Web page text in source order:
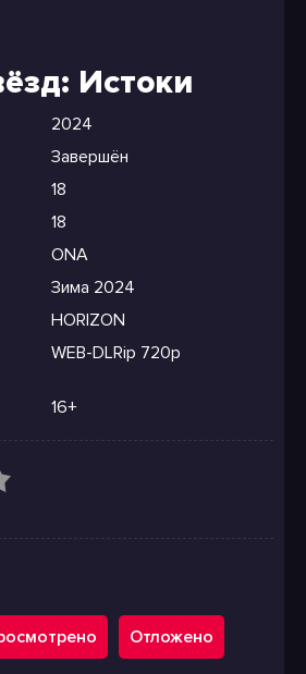
Истоки
2024
Завершён
18
18
ONA
Зима 2024
HORIZON
WEB-DLRip 720p
16+
Отложено